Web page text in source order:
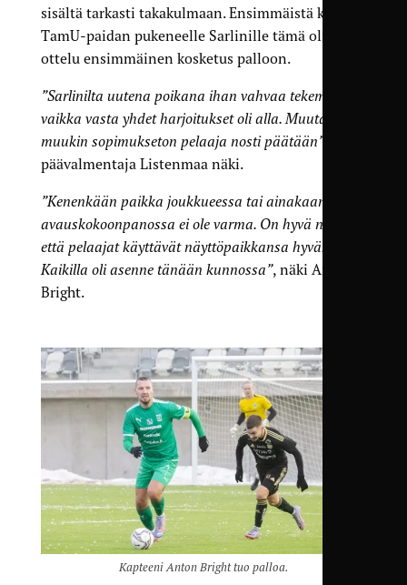
sisältä tarkasti takakulmaan. Ensimmäistä kertaa
TamU-paidan pukeneelle Sarlinille tämä oli
ottelu ensimmäinen kosketus palloon.
”Sarlinilta uutena poikana ihan vahvaa tekemistä,
vaikka vasta yhdet harjoitukset oli alla. Muutama
muukin sopimukseton pelaaja nosti päätään”
päävalmentaja Listenmaa näki.
”Kenenkään paikka joukkueessa tai ainakaan
avauskokoonpanossa ei ole varma. On hyvä nähdä
että pelaajat käyttävät näyttöpaikkansa hyväksi.
Kaikilla oli asenne tänään kunnossa”, näki Anton
Bright.
Kapteeni Anton Bright tuo palloa.